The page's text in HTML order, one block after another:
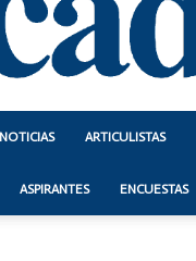
NOTICIAS ARTICULISTAS
ASPIRANTES ENCUESTAS